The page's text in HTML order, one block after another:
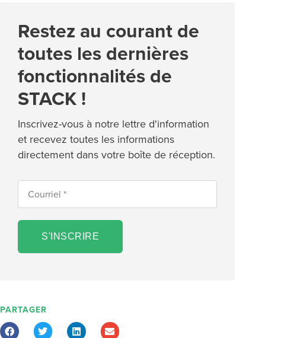
Restez au courant de
toutes les dernières
fonctionnalités de
STACK !
Inscrivez-vous à notre lettre d'information
et recevez toutes les informations
directement dans votre boîte de réception.
S'INSCRIRE
PARTAGER